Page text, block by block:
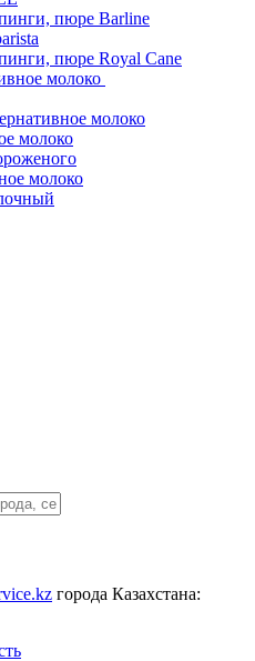
пюре Barline
пюре Royal Cane
молоко
молоко
молоко
молоко
города Казахстана: